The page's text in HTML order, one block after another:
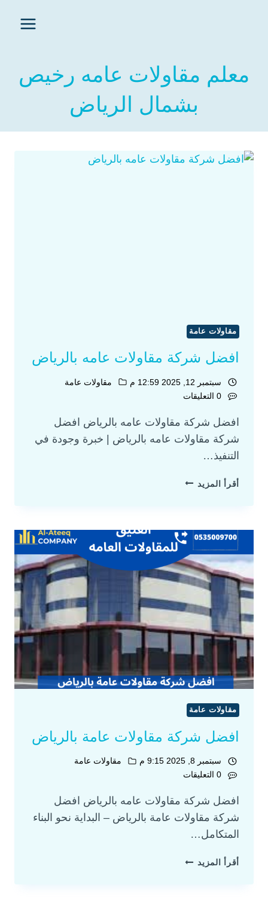
معلم مقاولات عامه رخيص
بشمال الرياض
مقاولات عامة
افضل شركة مقاولات عامه بالرياض
سبتمبر 12, 2025 12:59 م
مقاولات عامة
0 التعليقات
افضل شركة مقاولات عامه بالرياض افضل
شركة مقاولات عامه بالرياض | خبرة وجودة في
التنفيذ…
أقرأ المزيد
مقاولات عامة
افضل شركة مقاولات عامة بالرياض
سبتمبر 8, 2025 9:15 م
مقاولات عامة
0 التعليقات
افضل شركة مقاولات عامه بالرياض افضل
شركة مقاولات عامة بالرياض – البداية نحو البناء
المتكامل…
أقرأ المزيد